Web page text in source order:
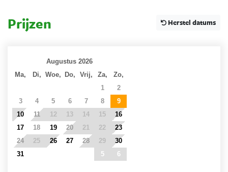
Prijzen Herstel datums
Augustus 2026
Ma,
Di, Woe, Do, Vrij, Za,
Zo,
1
2
3
4 5 6 7 8
9
10
11 12 13 14 15
16
17
18 19 20 21 22
23
24
25 26 27 28 29
30
31
5 6